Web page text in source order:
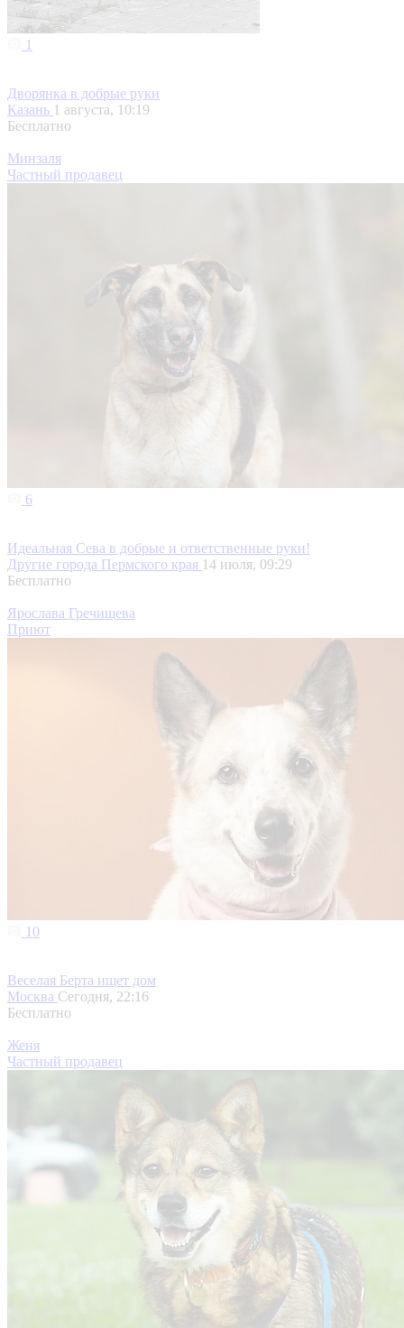
1
Дворянка в добрые руки
Казань 1 августа, 10:19
Бесплатно
Минзаля
Частный продавец
6
Идеальная Сева в добрые и ответственные руки!
Другие города Пермского края 14 июля, 09:29
Бесплатно
Ярослава Гречищева
Приют
10
Веселая Берта ищет дом
Москва Сегодня, 22:16
Бесплатно
Женя
Частный продавец